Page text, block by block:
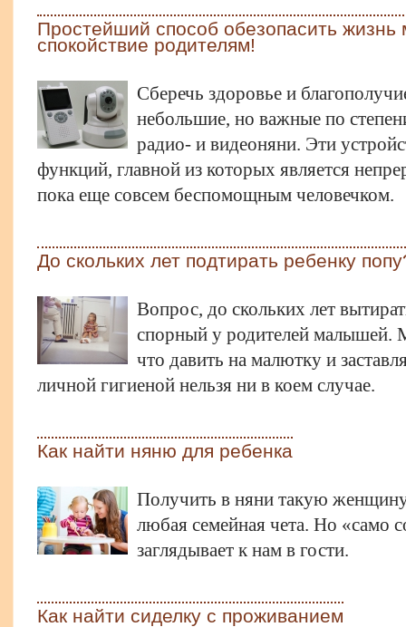
Простейший способ обезопасить
спокойствие родителям!
Сберечь здоровье и
небольшие, но важные по
радио- и видеоняни. Эти
функций, главной из которых является
пока еще совсем беспомощным человечком.
До скольких лет подтирать ребенку
Вопрос, до скольких лет
спорный у родителей малышей.
что давить на малютку и
личной гигиеной нельзя ни в коем случае.
Как найти няню для ребенка
Получить в няни такую
любая семейная чета. Но «само
заглядывает к нам в гости.
Как найти сиделку с проживанием